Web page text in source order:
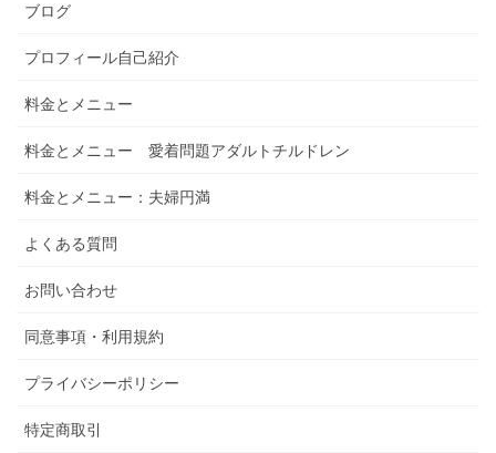
ブログ
プロフィール自己紹介
料金とメニュー
料金とメニュー 愛着問題アダルトチルドレン
料金とメニュー：夫婦円満
よくある質問
お問い合わせ
同意事項・利用規約
プライバシーポリシー
特定商取引